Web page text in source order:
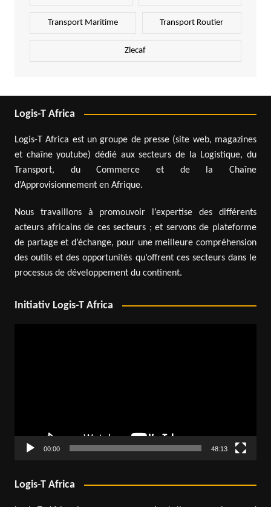
Transport Maritime Transport Routier
Zlecaf
Logis-T Africa
Logis-T Africa est un groupe de presse (site web, magazines
et chaîne youtube) dédié aux secteurs de la Logistique, du
Transport, du Commerce et de la Chaîne
d’Approvisionnement en Afrique.
Nous travaillons à promouvoir l’expertise des différents
acteurs africains de ces secteurs ; et servons de plateforme
de partage et d’échange, pour une meilleure compréhension
des outils et des opportunités qu’offrent ces secteurs dans le
processus de développement du continent.
Initiativ Logis-T Africa
00:00 48:13
Logis-T Africa